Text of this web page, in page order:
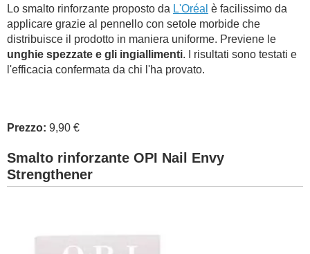
Lo smalto rinforzante proposto da L'Oréal è facilissimo da
applicare grazie al pennello con setole morbide che
distribuisce il prodotto in maniera uniforme. Previene le
unghie spezzate e gli ingiallimenti. I risultati sono testati e
l'efficacia confermata da chi l'ha provato.
Prezzo: 9,90 €
Smalto rinforzante OPI Nail Envy
Strengthener